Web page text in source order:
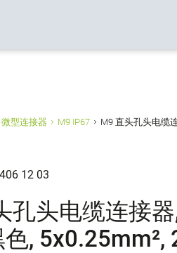
微型连接器 M9 IP67 M9 直头孔头电缆
12 03
孔头电缆连接
色, 5x0.25mm²,